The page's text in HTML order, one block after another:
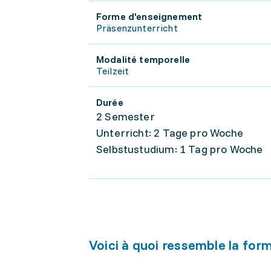
Forme d'enseignement
Präsenzunterricht
Modalité temporelle
Teilzeit
Durée
2 Semester
Unterricht: 2 Tage pro Woche
Selbstustudium: 1 Tag pro Woche
Voici à quoi ressemble la